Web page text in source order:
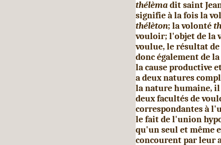
thélèmadit saint
signifie à la fois la
thélèton; la volonté
vouloir; l'objet de la
voulue, le résultat
donc également de
la cause productive
a deux natures
la nature humaine, il
deux facultés de
correspondantes à
le fait de l'union
qu'un seul et même
concourent par leur